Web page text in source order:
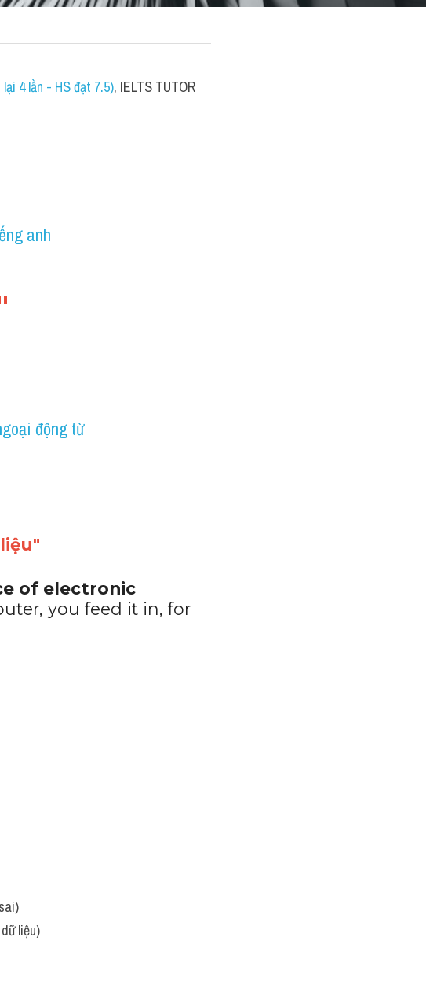
4 lần - HS đạt 7.5), IELTS TUTOR
anh
động từ
of electronic
you feed it in, for
liệu)